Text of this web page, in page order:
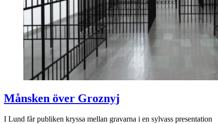
Månsken över Groznyj
I Lund får publiken kryssa mellan gravarna i en sylvass presentation